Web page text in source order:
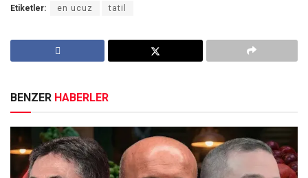
Etiketler: en ucuz tatil
BENZER HABERLER